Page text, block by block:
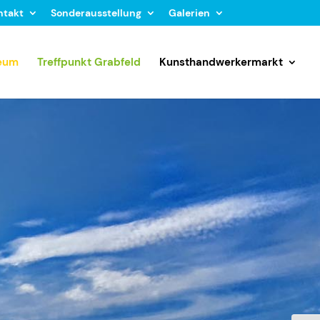
Sonderausstellung Galerien
Treffpunkt Grabfeld Kunsthandwerkermarkt